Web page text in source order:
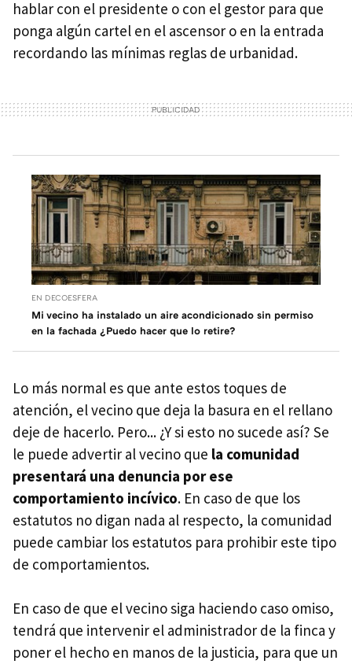
hablar con el presidente o con el gestor para que
ponga algún cartel en el ascensor o en la entrada
recordando las mínimas reglas de urbanidad.
EN DECOESFERA
Mi vecino ha instalado un aire acondicionado sin permiso
en la fachada ¿Puedo hacer que lo retire?
Lo más normal es que ante estos toques de
atención, el vecino que deja la basura en el rellano
deje de hacerlo. Pero... ¿Y si esto no sucede así? Se
le puede advertir al vecino que la comunidad
presentará una denuncia por ese
comportamiento incívico. En caso de que los
estatutos no digan nada al respecto, la comunidad
puede cambiar los estatutos para prohibir este tipo
de comportamientos.
En caso de que el vecino siga haciendo caso omiso,
tendrá que intervenir el administrador de la finca y
poner el hecho en manos de la justicia, para que un